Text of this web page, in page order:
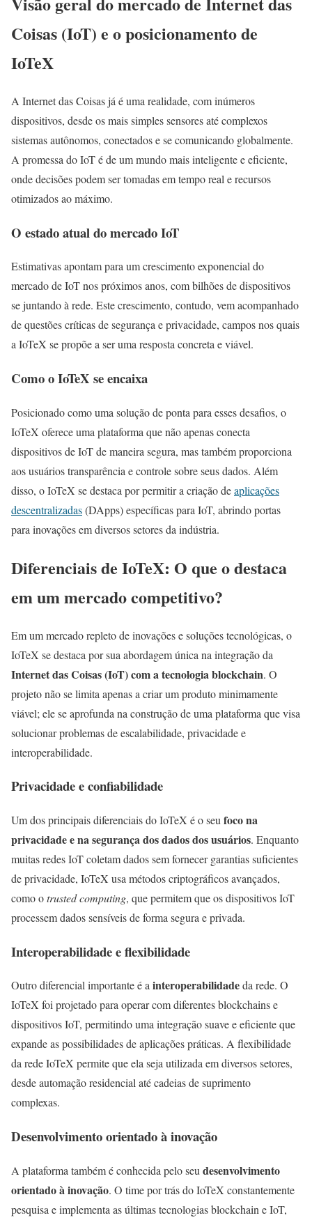
Coisas (IoT) e o posicionamento de
IoTeX
A Internet das Coisas já é uma realidade, com inúmeros
dispositivos, desde os mais simples sensores até complexos
sistemas autônomos, conectados e se comunicando globalmente.
A promessa do IoT é de um mundo mais inteligente e eficiente,
onde decisões podem ser tomadas em tempo real e recursos
otimizados ao máximo.
O estado atual do mercado IoT
Estimativas apontam para um crescimento exponencial do
mercado de IoT nos próximos anos, com bilhões de dispositivos
se juntando à rede. Este crescimento, contudo, vem acompanhado
de questões críticas de segurança e privacidade, campos nos quais
a IoTeX se propõe a ser uma resposta concreta e viável.
Como o IoTeX se encaixa
Posicionado como uma solução de ponta para esses desafios, o
IoTeX oferece uma plataforma que não apenas conecta
dispositivos de IoT de maneira segura, mas também proporciona
aos usuários transparência e controle sobre seus dados. Além
disso, o IoTeX se destaca por permitir a criação deaplicações
descentralizadas(DApps) específicas para IoT, abrindo portas
para inovações em diversos setores da indústria.
Diferenciais de IoTeX: O que o destaca
em um mercado competitivo?
Em um mercado repleto de inovações e soluções tecnológicas, o
IoTeX se destaca por sua abordagem única na integração da
Internet das Coisas (IoT) com a tecnologia blockchain. O
projeto não se limita apenas a criar um produto minimamente
viável; ele se aprofunda na construção de uma plataforma que visa
solucionar problemas de escalabilidade, privacidade e
interoperabilidade.
Privacidade e confiabilidade
Um dos principais diferenciais do IoTeX é o seu foco na
privacidade e na segurança dos dados dos usuários. Enquanto
muitas redes IoT coletam dados sem fornecer garantias suficientes
de privacidade, IoTeX usa métodos criptográficos avançados,
como otrusted computing, que permitem que os dispositivos IoT
processem dados sensíveis de forma segura e privada.
Interoperabilidade e flexibilidade
Outro diferencial importante é ainteroperabilidadeda rede. O
IoTeX foi projetado para operar com diferentes blockchains e
dispositivos IoT, permitindo uma integração suave e eficiente que
expande as possibilidades de aplicações práticas. A flexibilidade
da rede IoTeX permite que ela seja utilizada em diversos setores,
desde automação residencial até cadeias de suprimento
complexas.
Desenvolvimento orientado à inovação
A plataforma também é conhecida pelo seu desenvolvimento
orientado à inovação. O time por trás do IoTeX constantemente
pesquisa e implementa as últimas tecnologias blockchain e IoT,